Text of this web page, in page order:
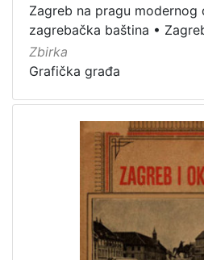
Zagreb na pragu modernog
zagrebačka baština •
Zbirka
Grafička građa